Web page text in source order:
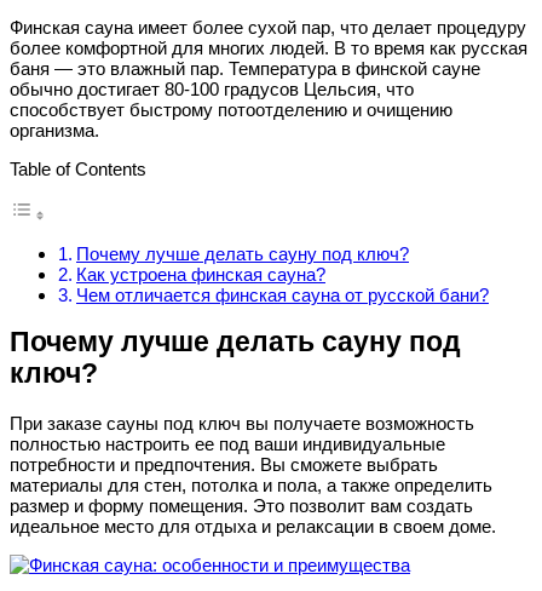
Финская сауна имеет более сухой пар, что делает процедуру
более комфортной для многих людей. В то время как русская
баня — это влажный пар. Температура в финской сауне
обычно достигает 80-100 градусов Цельсия, что
способствует быстрому потоотделению и очищению
организма.
Table of Contents
Почему лучше делать сауну под ключ?
Как устроена финская сауна?
Чем отличается финская сауна от русской бани?
Почему лучше делать сауну под
ключ?
При заказе сауны под ключ вы получаете возможность
полностью настроить ее под ваши индивидуальные
потребности и предпочтения. Вы сможете выбрать
материалы для стен, потолка и пола, а также определить
размер и форму помещения. Это позволит вам создать
идеальное место для отдыха и релаксации в своем доме.